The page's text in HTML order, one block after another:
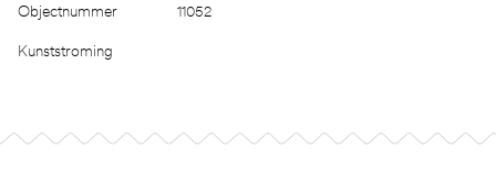
Objectnummer 11052
Kunststroming